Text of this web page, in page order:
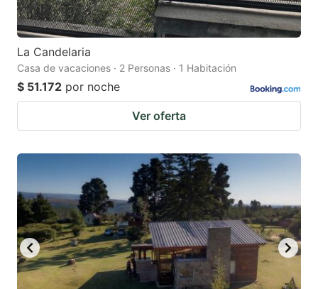
La Candelaria
Casa de vacaciones · 2 Personas · 1 Habitación
$ 51.172 por noche
Ver oferta